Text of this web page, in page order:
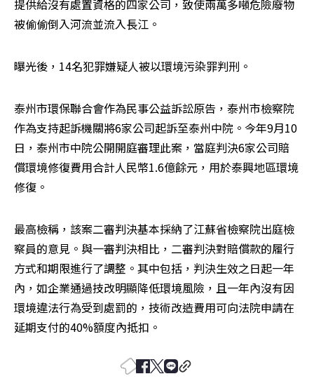
提供給沒有處置資格的四家公司，致使兩萬多噸危險廢物
被偷偷倒入河流並流入長江。
曝光後，14名犯罪嫌疑人被以環境污染罪判刑。
泰州市環保聯合會作為民事公益訴訟原告，泰州市檢察院
作為支持起訴機關將6家公司起訴至泰州中院。今年9月10
日，泰州市中院公開開庭審理此案，當庭判決6家公司賠
償環境修復費用合計人民幣1.6億餘元，用於泰興地區環境
修復。
最高檢稱，該案二審判決基本採納了江蘇省檢察院出庭檢
察員的意見。與一審判決相比，二審判決對賠償款的履行
方式和期限進行了調整。其中包括，判決生效之日起一年
內，如企業通過技改明顯降低環境風險，且一年內沒有因
環境違法行為受到處罰的，技術改造費用可向法院申請在
延期支付的40%額度內抵扣。